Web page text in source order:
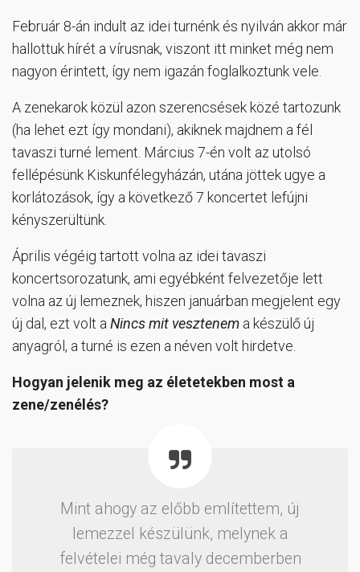
Február 8-án indult az idei turnénk és nyilván akkor már
hallottuk hírét a vírusnak, viszont itt minket még nem
nagyon érintett, így nem igazán foglalkoztunk vele.
A zenekarok közül azon szerencsések közé tartozunk
(ha lehet ezt így mondani), akiknek majdnem a fél
tavaszi turné lement. Március 7-én volt az utolsó
fellépésünk Kiskunfélegyházán, utána jöttek ugye a
korlátozások, így a következő 7 koncertet lefújni
kényszerültünk.
Április végéig tartott volna az idei tavaszi
koncertsorozatunk, ami egyébként felvezetője lett
volna az új lemeznek, hiszen januárban megjelent egy
új dal, ezt volt a Nincs mit vesztenem a készülő új
anyagról, a turné is ezen a néven volt hirdetve.
Hogyan jelenik meg az életetekben most a
zene/zenélés?
Mint ahogy az előbb említettem, új
lemezzel készülünk, melynek a
felvételei még tavaly decemberben